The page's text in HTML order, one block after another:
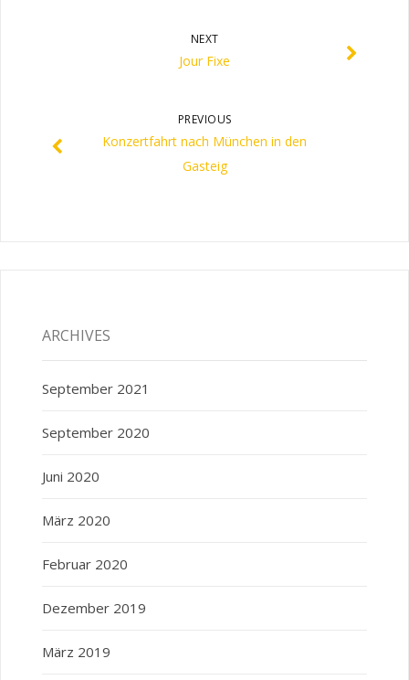
NEXT
Jour Fixe
PREVIOUS
Konzertfahrt nach München in den
Gasteig
ARCHIVES
September 2021
September 2020
Juni 2020
März 2020
Februar 2020
Dezember 2019
März 2019